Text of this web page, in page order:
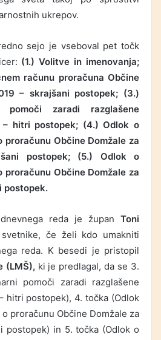
ukrepov.
sejo je vseboval pet točk
(1.) Volitve in imenovanja;
računu proračuna Občine
– skrajšani postopek; (3.)
zaradi razglašene
– hitri postopek; (4.) Odlok o
proračunu Občine Domžale za
postopek; (5.) Odlok o
proračunu Občine Domžale za
postopek.
reda je župan Toni
če želi kdo umakniti
reda. K besedi je pristopil
(LMŠ), ki je predlagal, da se 3.
pomoči zaradi razglašene
hitri postopek), 4. točka (Odlok
proračunu Občine Domžale za
postopek) in 5. točka (Odlok o